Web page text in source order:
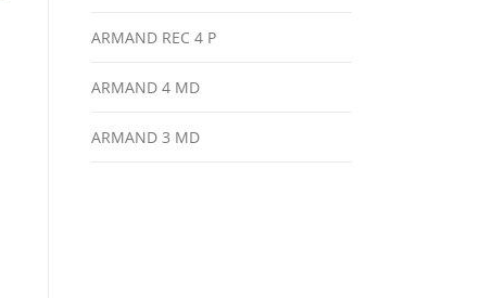
ARMAND REC 4 P
ARMAND 4 MD
ARMAND 3 MD